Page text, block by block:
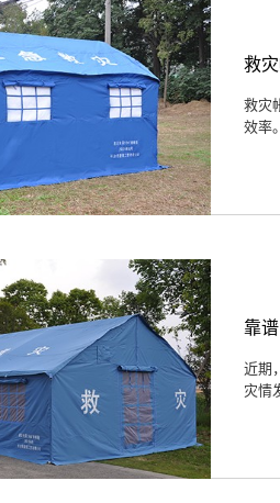
救
救灾
效率
靠
近期
灾情